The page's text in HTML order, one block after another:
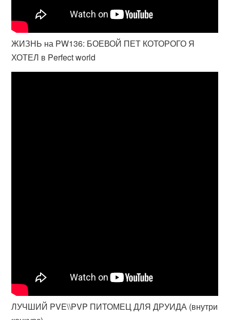
ЖИЗНЬ на PW136: БОЕВОЙ ПЕТ КОТОРОГО Я
ХОТЕЛ в Perfect world
ЛУЧШИЙ PVE\\PVP ПИТОМЕЦ ДЛЯ ДРУИДА (внутри